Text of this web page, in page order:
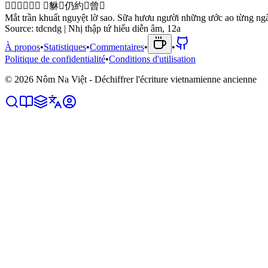
𬑉 塵 屈 月 矑 𬁖 󱟡貅𠊛仍約𬇚曾 𣈜
Mắt trần khuất nguyệt lờ sao. Sữa hươu người những ước ao từng
Source: tdcndg | Nhị thập tứ hiếu diễn âm, 12a
À propos•Statistiques•Commentaires•
•
Politique de confidentialité•Conditions d'utilisation
© 2026 Nôm Na Việt - Déchiffrer l'écriture vietnamienne ancienne